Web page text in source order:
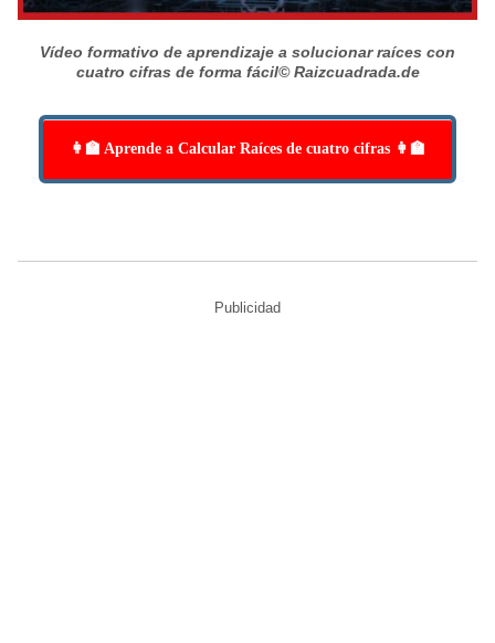
Vídeo formativo de aprendizaje a solucionar raíces con
cuatro cifras de forma fácil© Raizcuadrada.de
👩‍🏫 Aprende a Calcular Raíces de cuatro cifras 👩‍🏫
Publicidad